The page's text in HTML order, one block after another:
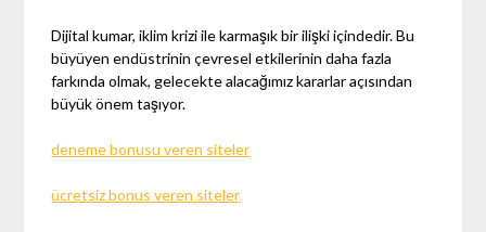
Dijital kumar, iklim krizi ile karmaşık bir ilişki içindedir. Bu
büyüyen endüstrinin çevresel etkilerinin daha fazla
farkında olmak, gelecekte alacağımız kararlar açısından
büyük önem taşıyor.
deneme bonusu veren siteler
ücretsiz bonus veren siteler